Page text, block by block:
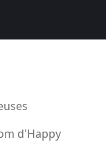
d'Happy